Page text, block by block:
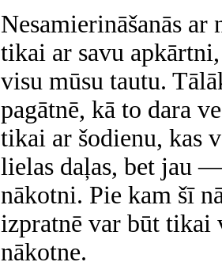
Nesamierināšanās
tikai ar savu
visu mūsu tautu.
pagātnē, kā to dara
tikai ar šodienu, kas
lielas daļas, bet jau
nākotni. Pie kam šī
izpratnē var būt
nākotne.